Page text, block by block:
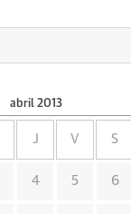
abril 2013
J V S
4 5 6